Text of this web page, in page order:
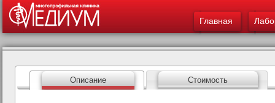
Главная
Описание Стоимость